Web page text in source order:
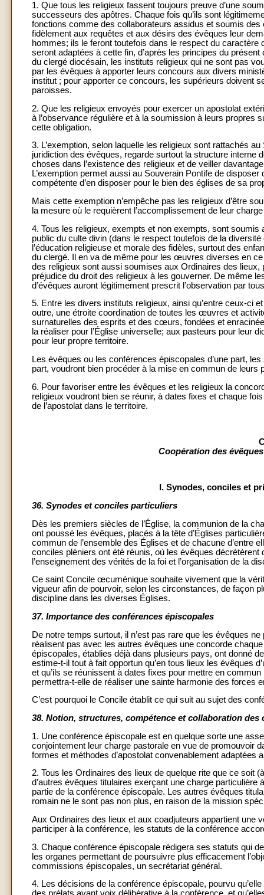
1. Que tous les religieux fassent toujours preuve d’une
successeurs des apôtres. Chaque fois qu’ils sont
fonctions comme des collaborateurs assidus et soumis des
fidèlement aux requêtes et aux désirs des évêques leur
hommes; ils le feront toutefois dans le respect du
seront adaptées à cette fin, d’après les principes du
du clergé diocésain, les instituts religieux qui ne sont pas
par les évêques à apporter leurs concours aux divers
institut ; pour apporter ce concours, les supérieurs doivent
paroisses.
2. Que les religieux envoyés pour exercer un apostolat
à l’observance régulière et à la soumission à leurs propres
cette obligation.
3. L’exemption, selon laquelle les religieux sont rattachés
juridiction des évêques, regarde surtout la structure interne
choses dans l’existence des religieux et de veiller
L’exemption permet aussi au Souverain Pontife de
compétente d’en disposer pour le bien des églises de sa
Mais cette exemption n’empêche pas les religieux d’être
la mesure où le requièrent l’accomplissement de leur
4. Tous les religieux, exempts et non exempts, sont
public du culte divin (dans le respect toutefois de la
l’éducation religieuse et morale des fidèles, surtout des
du clergé. Il en va de même pour les œuvres diverses en
des religieux sont aussi soumises aux Ordinaires des
préjudice du droit des religieux à les gouverner. De même
d’évêques auront légitimement prescrit l’observation par
5. Entre les divers instituts religieux, ainsi qu’entre ceux-ci
outre, une étroite coordination de toutes les œuvres et
surnaturelles des esprits et des cœurs, fondées et
la réaliser pour l’Église universelle; aux pasteurs pour leur
pour leur propre territoire.
Les évêques ou les conférences épiscopales d’une part,
part, voudront bien procéder à la mise en commun de
6. Pour favoriser entre les évêques et les religieux la
religieux voudront bien se réunir, à dates fixes et chaque
de l’apostolat dans le territoire.
Coopération des
I. Synodes, conciles et
36. Synodes et conciles particuliers
Dès les premiers siècles de l’Église, la communion de la
ont poussé les évêques, placés à la tête d’Églises
commun de l’ensemble des Églises et de chacune d’entre
conciles pléniers ont été réunis, où les évêques
l’enseignement des vérités de la foi et l’organisation de la
Ce saint Concile œcuménique souhaite vivement que la
vigueur afin de pourvoir, selon les circonstances, de façon
discipline dans les diverses Églises.
37. Importance des conférences épiscopales
De notre temps surtout, il n’est pas rare que les évêques
réalisent pas avec les autres évêques une concorde
épiscopales, établies déjà dans plusieurs pays, ont donné
estime-t-il tout à fait opportun qu’en tous lieux les évêques
et qu’ils se réunissent à dates fixes pour mettre en
permettra-t-elle de réaliser une sainte harmonie des forces
C’est pourquoi le Concile établit ce qui suit au sujet des
38. Notion, structures, compétence et collaboration des
1. Une conférence épiscopale est en quelque sorte une
conjointement leur charge pastorale en vue de promouvoir
formes et méthodes d’apostolat convenablement adaptées
2. Tous les Ordinaires des lieux de quelque rite que ce soit
d’autres évêques titulaires exerçant une charge
partie de la conférence épiscopale. Les autres évêques
romain ne le sont pas non plus, en raison de la mission
Aux Ordinaires des lieux et aux coadjuteurs appartient une
participer à la conférence, les statuts de la conférence
3. Chaque conférence épiscopale rédigera ses statuts qui
les organes permettant de poursuivre plus efficacement
commissions épiscopales, un secrétariat général.
4. Les décisions de la conférence épiscopale, pourvu